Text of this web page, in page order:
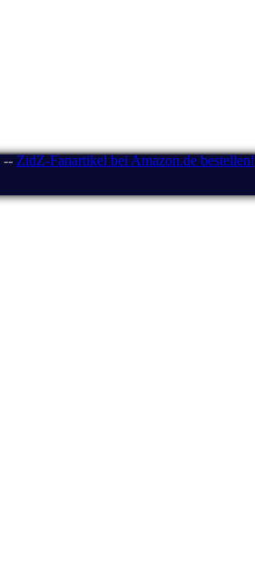
-- ZidZ-Fanartikel bei Amazon.de bestellen!